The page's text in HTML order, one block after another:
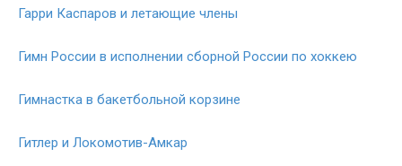
Гарри Каспаров и летающие члены
Гимн России в исполнении сборной России по хоккею
Гимнастка в бакетбольной корзине
Гитлер и Локомотив-Амкар